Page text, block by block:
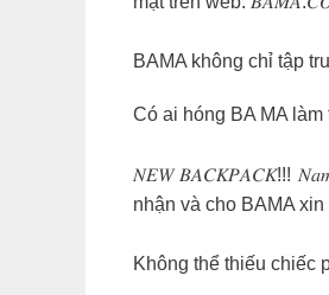
BAMA không chỉ tập
Có ai hóng BA MA
𝑁𝐸𝑊 𝐵𝐴𝐶𝐾𝑃𝐴𝐶𝐾!!!
nhận và cho BAMA
Không thể thiếu chiếc